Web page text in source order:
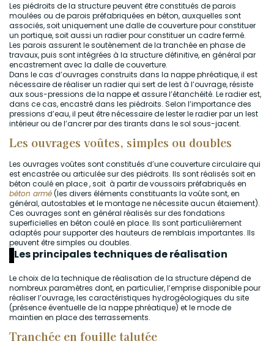
Les piédroits de la structure peuvent être constitués de parois
moulées ou de parois préfabriquées en béton, auxquelles sont
associés, soit uniquement une dalle de couverture pour constituer
un portique, soit aussi un radier pour constituer un cadre fermé.
Les parois assurent le soutènement de la tranchée en phase de
travaux, puis sont intégrées à la structure définitive, en général par
encastrement avec la dalle de couverture.
Dans le cas d’ouvrages construits dans la nappe phréatique, il est
nécessaire de réaliser un radier qui sert de lest à l’ouvrage, résiste
aux sous-pressions de la nappe et assure l’étanchéité. Le radier est,
dans ce cas, encastré dans les piédroits. Selon l’importance des
pressions d’eau, il peut être nécessaire de lester le radier par un lest
intérieur ou de l’ancrer par des tirants dans le sol sous-jacent.
Les ouvrages voûtes, simples ou doubles
Les ouvrages voûtes sont constitués d’une couverture circulaire qui
est encastrée ou articulée sur des piédroits. Ils sont réalisés soit en
béton coulé en place , soit à partir de voussoirs préfabriqués en
béton armé(les divers éléments constituants la voûte sont, en
général, autostables et le montage ne nécessite aucun étaiement).
Ces ouvrages sont en général réalisés sur des fondations
superficielles en béton coulé en place. Ils sont particulièrement
adaptés pour supporter des hauteurs de remblais importantes. Ils
peuvent être simples ou doubles.
Les principales techniques de réalisation
Le choix de la technique de réalisation de la structure dépend de
nombreux paramètres dont, en particulier, l’emprise disponible pour
réaliser l’ouvrage, les caractéristiques hydrogéologiques du site
(présence éventuelle de la nappe phréatique) et le mode de
maintien en place des terrassements.
Tranchée en fouille talutée